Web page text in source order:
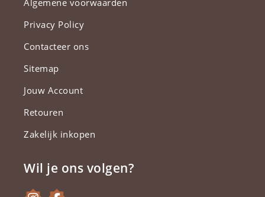
Algemene voorwaarden
Privacy Policy
Contacteer ons
Sitemap
Jouw Account
Retouren
Zakelijk inkopen
Wil je ons volgen?